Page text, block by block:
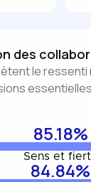
des
le ressenti
85.18%
Sens et
84.84%